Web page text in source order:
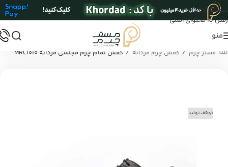
عبور به ناوبری
رفتن به محتوای اصلی
منو
مستر چرم / کفش چرم مردانه / کفش تمام چرم مجلسی مردانه MRC1010
توقف تولید